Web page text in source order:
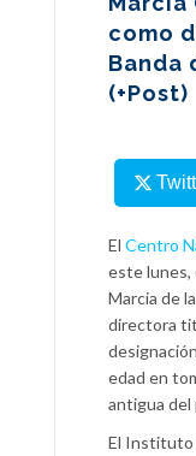
como
Banda
(+Post)
El Centro
este lunes,
Marcia de
directora
edad en
antigua del
El Instituto